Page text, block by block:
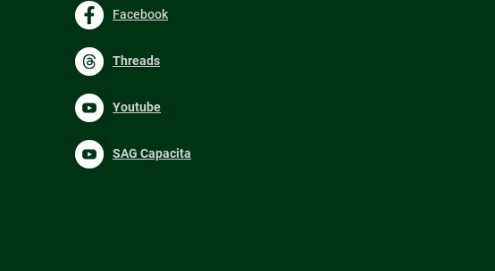
Facebook
Threads
Youtube
SAG Capacita